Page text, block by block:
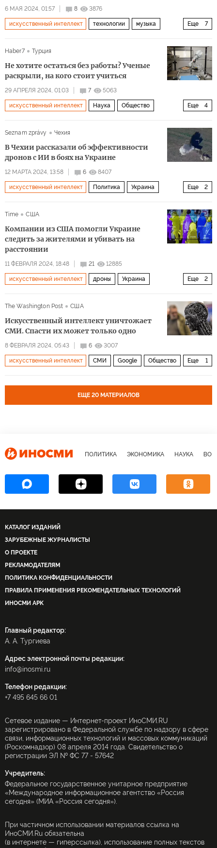
6 МАЯ 2024, 01:57 8 3876
Еще 7
искусственный интеллект технологии музыка
Haber7 Турция
Не хотите остаться без работы? Ученые
раскрыли, на кого стоит учиться
29 АПРЕЛЯ 2024, 01:03 7 5063
Еще 4
искусственный интеллект Наука Общество
Seznam zprávy
Чехия
В Чехии рассказали об эффективности
дронов с ИИ в боях на Украине
12 МАРТА 2024, 13:58 6 8407
Еще 2
искусственный интеллект Политика Украина
Time
США
Компании из США помогли Украине
следить за жителями и убивать на
расстоянии
11 ФЕВРАЛЯ 2024, 18:48 21 12885
Еще 2
искусственный интеллект дроны Украина
The Washington Post
США
Искусственный интеллект уничтожает
СМИ. Спасти их может только одно
8 ФЕВРАЛЯ 2024, 05:43 6 3007
Еще 1
искусственный интеллект СМИ Google Общество
ЕЩЕ 20 МАТЕРИАЛОВ
ПОЛИТИКА ЭКОНОМИКА НАУКА
КАТАЛОГ ИЗДАНИЙ
ЗАРУБЕЖНЫЕ ЖУРНАЛИСТЫ
О ПРОЕКТЕ
РЕКЛАМОДАТЕЛЯМ
ПОЛИТИКА КОНФИДЕНЦИАЛЬНОСТИ
ПРАВИЛА ПРИМЕНЕНИЯ РЕКОМЕНДАТЕЛЬНЫХ ТЕХНОЛОГИЙ
ИНОСМИ APK
Главный редактор:
А. А. Тургиева
Адрес электронной почты редакции:
info@inosmi.ru
Телефон редакции:
+7 495 645 66 01
Сетевое издание — Интернет-проект ИноСМИ.RU
зарегистрировано в Федеральной службе по надзору в сфере
связи, информационных технологий и массовых коммуникаций
(Роскомнадзор) 08 апреля 2014 года. Свидетельство о
регистрации ЭЛ № ФС 77 - 57642
Учредитель:
Федеральное государственное унитарное предприятие
«Международное информационное агентство «Россия
сегодня» (МИА «Россия сегодня»).
При частичном использовании материалов ссылка на
ИноСМИ.Ru обязательна
(в интернете — гиперссылка), использование полных текстов